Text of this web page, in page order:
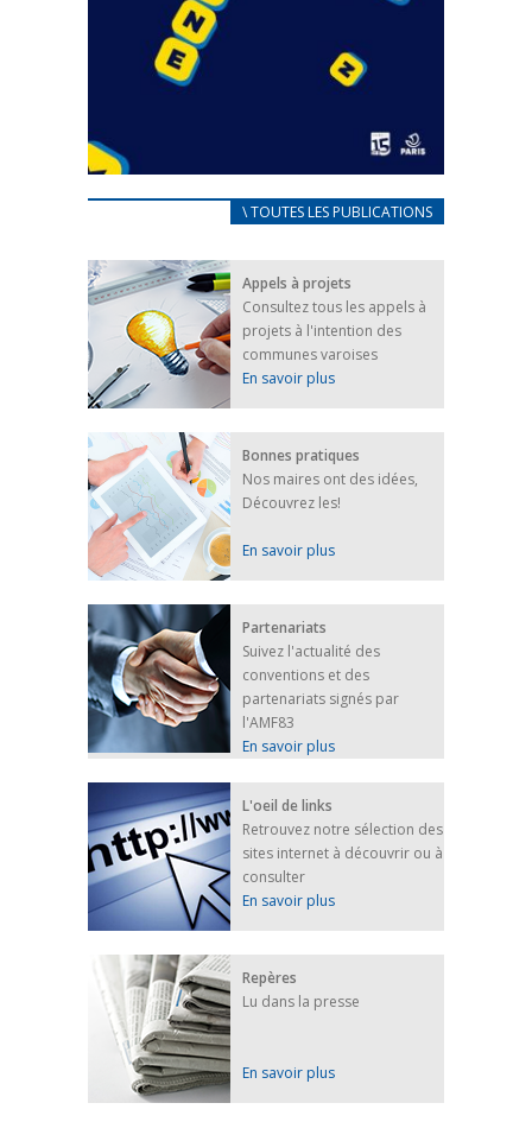
CARNET D’ACCUEIL
25 avril 2022
Afin d’accompagner au mieux les réfugiés
ukrainiens arrivés en France,...
FEUILLETER
\ TOUTES LES PUBLICATIONS
Appels à projets
Consultez tous les appels à
projets à l'intention des
communes varoises
En savoir plus
Bonnes pratiques
Nos maires ont des idées,
Découvrez les!
En savoir plus
Partenariats
Suivez l'actualité des
conventions et des
partenariats signés par
l'AMF83
En savoir plus
L'oeil de links
Retrouvez notre sélection des
sites internet à découvrir ou à
consulter
En savoir plus
Repères
Lu dans la presse
En savoir plus